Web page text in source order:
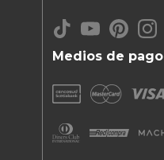
Medios de pago